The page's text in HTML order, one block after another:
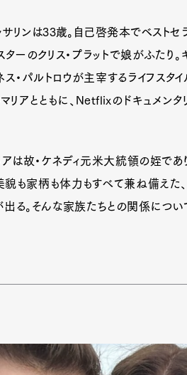
リンは33歳。自己啓発本でベスト
ターのクリス・プラットで娘がふた
ス・パルトロウが主宰するライフス
リアとともに、Netflixのドキュメン
は故・ケネディ元米大統領の姪で
貌も家柄も体力もすべて兼ね備えた
る。そんな家族たちとの関係につい